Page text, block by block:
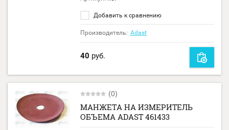
Добавить к сравнению
Производитель: Adast
40 руб.
(0)
МАНЖЕТА НА ИЗМЕРИТЕЛЬ
ОБЪЕМА ADAST 461433